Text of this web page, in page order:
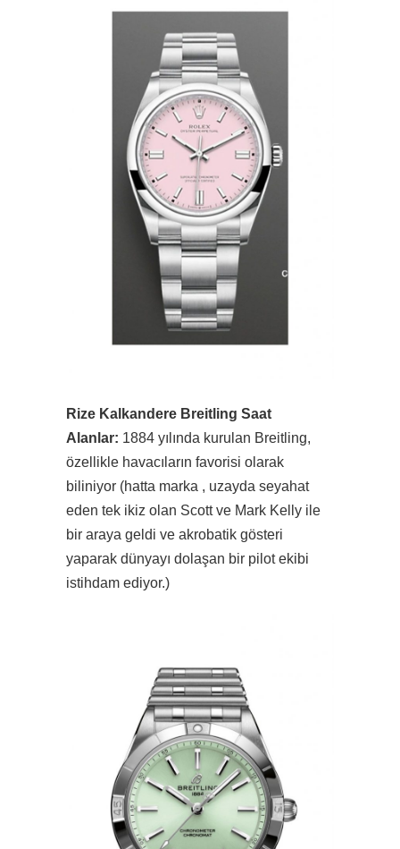
Rize Kalkandere Breitling Saat
Alanlar: 1884 yılında kurulan Breitling,
özellikle havacıların favorisi olarak
biliniyor (hatta marka , uzayda seyahat
eden tek ikiz olan Scott ve Mark Kelly ile
bir araya geldi ve akrobatik gösteri
yaparak dünyayı dolaşan bir pilot ekibi
istihdam ediyor.)